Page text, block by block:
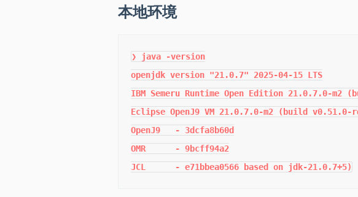
本地环境
❯ java -version
openjdk version "21.0.7" 2025-04-15 LTS
IBM Semeru Runtime Open Edition 21.0.7.0-m2
Eclipse OpenJ9 VM 21.0.7.0-m2 (build v0.51.0-
OpenJ9   - 3dcfa8b60d
OMR      - 9bcff94a2
JCL      - e71bbea0566 based on jdk-21.0.7+5)